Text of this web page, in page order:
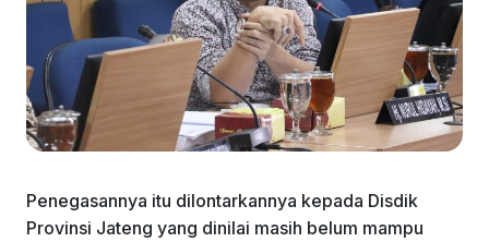
Penegasannya itu dilontarkannya kepada Disdik
Provinsi Jateng yang dinilai masih belum mampu